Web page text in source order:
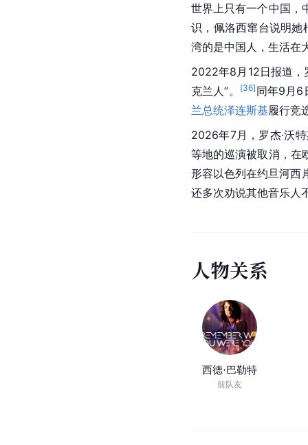
世界上只有一个中国，
识，佩洛西窜台说明她
湾的是中国人，生活在
2022年8月12日报道，
克兰人”。
[36] 同年9月6
兰总统泽连斯基履行竞
2026年7月，罗杰·沃
等地的巡演被取消，在
形容以色列在约旦河西
还多次劝说其他音乐人
人物关系
西德·巴勒特
前队友